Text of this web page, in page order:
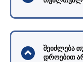
შეიძლება
დროებით